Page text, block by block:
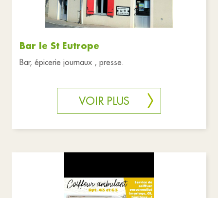
Bar le St Eutrope
Bar, épicerie journaux , presse.
VOIR PLUS